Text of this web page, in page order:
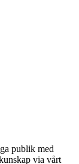
publik med
via vårt